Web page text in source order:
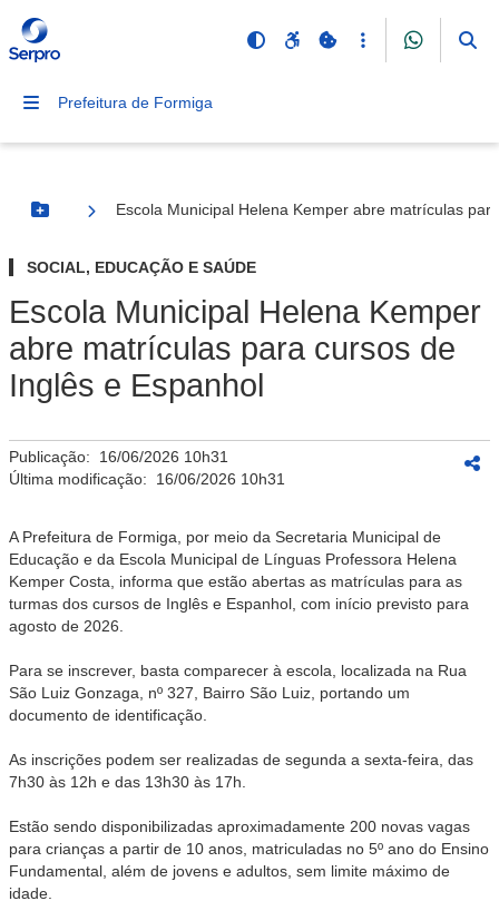
Prefeitura de Formiga
Botão Menu
Escola Municipal Helena Kemper abre matrículas
SOCIAL, EDUCAÇÃO E SAÚDE
Escola Municipal Helena Kemper
abre matrículas para cursos de
Inglês e Espanhol
Publicação: 16/06/2026 10h31
Última modificação: 16/06/2026 10h31
A Prefeitura de Formiga, por meio da Secretaria Municipal de
Educação e da Escola Municipal de Línguas Professora Helena
Kemper Costa, informa que estão abertas as matrículas para as
turmas dos cursos de Inglês e Espanhol, com início previsto para
agosto de 2026.
Para se inscrever, basta comparecer à escola, localizada na Rua
São Luiz Gonzaga, nº 327, Bairro São Luiz, portando um
documento de identificação.
As inscrições podem ser realizadas de segunda a sexta-feira, das
7h30 às 12h e das 13h30 às 17h.
Estão sendo disponibilizadas aproximadamente 200 novas vagas
para crianças a partir de 10 anos, matriculadas no 5º ano do Ensino
Fundamental, além de jovens e adultos, sem limite máximo de
idade.